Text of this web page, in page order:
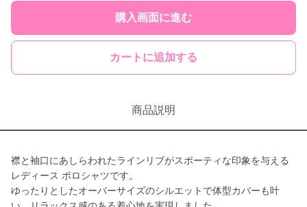
購入画面に進む
カートに追加する
商品説明
襟と袖口にあしらわれたラインリブがスポーティな印象を与える
レディース ポロシャツです。
ゆったりとしたオーバーサイズのシルエットで体型カバーも叶